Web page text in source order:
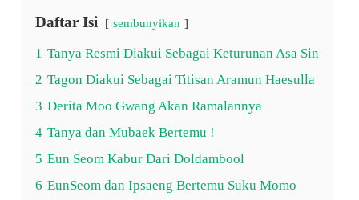
Daftar Isi sembunyikan
1 Tanya Resmi Diakui Sebagai Keturunan Asa Sin
2 Tagon Diakui Sebagai Titisan Aramun Haesulla
3 Derita Moo Gwang Akan Ramalannya
4 Tanya dan Mubaek Bertemu !
5 Eun Seom Kabur Dari Doldambool
6 EunSeom dan Ipsaeng Bertemu Suku Momo